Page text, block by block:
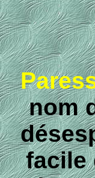
nom
facile